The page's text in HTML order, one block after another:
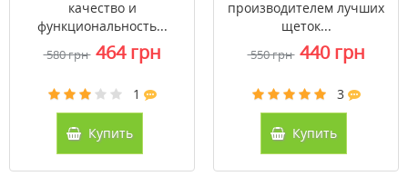
качество и
функциональность...
580 грн 464 грн
1
Купить
производителем лучших
щеток...
550 грн 440 грн
3
Купить